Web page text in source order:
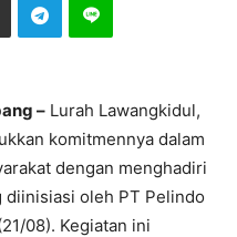
– Lurah Lawangkidul,
komitmennya dalam
dengan menghadiri
diinisiasi oleh PT Pelindo
08). Kegiatan ini